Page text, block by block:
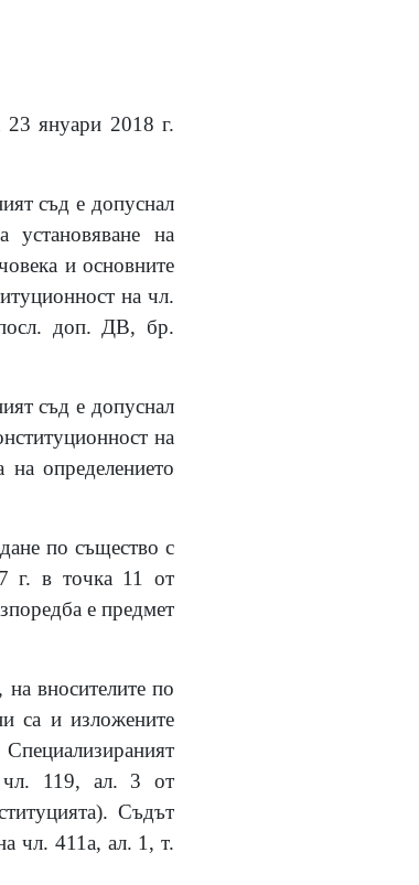
23 януари 2018 г.
съд е допуснал
на
и основните
на чл.
доп. ДВ, бр.
съд е допуснал
на
на определението
по същество с
г. в точка 11 от
е предмет
вносителите по
са и изложените
чл. 119, ал. 3 от
Съдът
чл. 411а, ал. 1, т.